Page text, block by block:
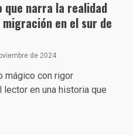
que narra la realidad
en el sur de
de 2024
mágico con rigor
en una historia que